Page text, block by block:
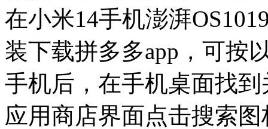
在小米14手机澎湃
装下载拼多多app，可按
手机后，在手机桌面找
应用商店界面点击搜索